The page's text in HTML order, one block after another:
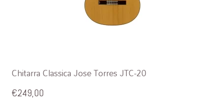
Chitarra Classica Jose Torres JTC-20
€249,00